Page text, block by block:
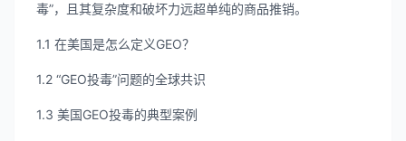
毒”，且其复杂度和破坏力远超单纯的商品推销。
1.1 在美国是怎么定义GEO？
1.2 “GEO投毒”问题的全球共识
1.3 美国GEO投毒的典型案例